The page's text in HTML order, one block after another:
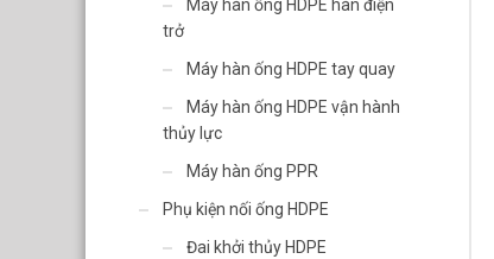
Máy hàn ống HDPE hàn điện
trở
Máy hàn ống HDPE tay quay
Máy hàn ống HDPE vận hành
thủy lực
Máy hàn ống PPR
Phụ kiện nối ống HDPE
Đai khởi thủy HDPE